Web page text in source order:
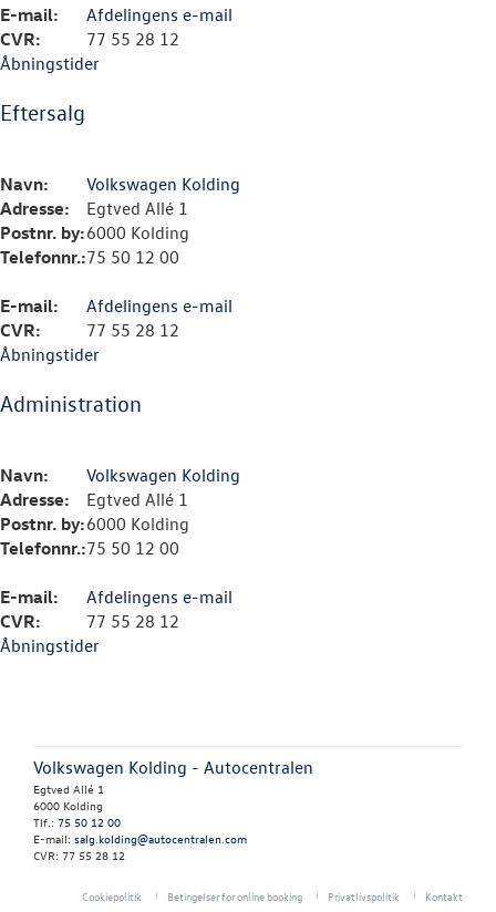
E-mail:
Afdelingens e-mail
CVR:
77 55 28 12
Åbningstider
Eftersalg
Navn:
Volkswagen Kolding
Adresse:
Egtved Allé 1
Postnr. by:6000 Kolding
Telefonnr.:75 50 12 00
E-mail:
Afdelingens e-mail
CVR:
77 55 28 12
Åbningstider
Administration
Navn:
Volkswagen Kolding
Adresse:
Egtved Allé 1
Postnr. by:6000 Kolding
Telefonnr.:75 50 12 00
E-mail:
Afdelingens e-mail
CVR:
77 55 28 12
Åbningstider
Volkswagen Kolding - Autocentralen
Egtved Allé 1
6000 Kolding
Tlf.: 75 50 12 00
E-mail: salg.kolding@autocentralen.com
CVR: 77 55 28 12
Cookiepolitik Betingelser for online booking Privatlivspolitik Kontakt